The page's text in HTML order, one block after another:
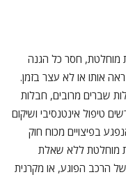
מוחלטת, חסר כל הגנה
אותו או לא עצר בזמן.
שברים מרובים, חבלות
טיפול אינטנסיבי ושיקום
בפיצויים מכוח חוק
מוחלטת ללא שאלת
הרכב הפוגע, או מקרנית